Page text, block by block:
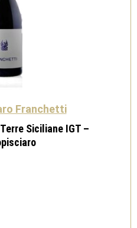
Franchetti
Siciliane IGT –